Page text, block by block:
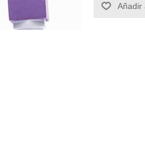
Añadir